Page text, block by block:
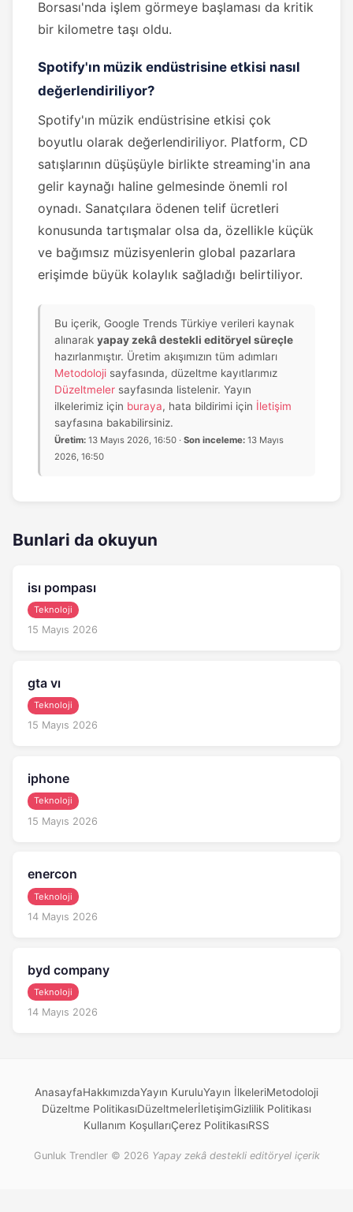
Borsası'nda işlem görmeye başlaması da kritik
bir kilometre taşı oldu.
Spotify'ın müzik endüstrisine etkisi nasıl
değerlendiriliyor?
Spotify'ın müzik endüstrisine etkisi çok
boyutlu olarak değerlendiriliyor. Platform, CD
satışlarının düşüşüyle birlikte streaming'in ana
gelir kaynağı haline gelmesinde önemli rol
oynadı. Sanatçılara ödenen telif ücretleri
konusunda tartışmalar olsa da, özellikle küçük
ve bağımsız müzisyenlerin global pazarlara
erişimde büyük kolaylık sağladığı belirtiliyor.
Bu içerik, Google Trends Türkiye verileri kaynak
alınarak yapay zekâ destekli editöryel süreçle
hazırlanmıştır. Üretim akışımızın tüm adımları
Metodolojisayfasında, düzeltme kayıtlarımız
Düzeltmelersayfasında listelenir. Yayın
ilkelerimiz için buraya, hata bildirimi için İletişim
sayfasına bakabilirsiniz.
Üretim:13 Mayıs 2026, 16:50 · Son inceleme:13 Mayıs
2026, 16:50
Bunlari da okuyun
isı pompası
Teknoloji
15 Mayıs 2026
gta vı
Teknoloji
15 Mayıs 2026
iphone
Teknoloji
15 Mayıs 2026
enercon
Teknoloji
14 Mayıs 2026
byd company
Teknoloji
14 Mayıs 2026
AnasayfaHakkımızdaYayın KuruluYayın İlkeleriMetodoloji
Düzeltme PolitikasıDüzeltmelerİletişimGizlilik Politikası
Kullanım KoşullarıÇerez PolitikasıRSS
Gunluk Trendler © 2026 Yapay zekâ destekli editöryel içerik